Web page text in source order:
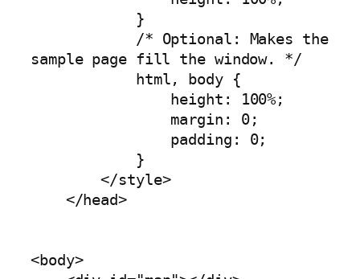
sample page fill the window. */
        </style>
<body>